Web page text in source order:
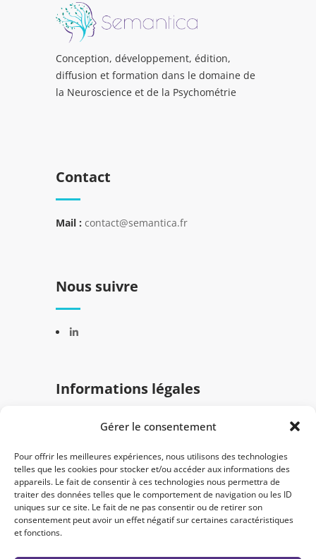
Gérer le consentement
Pour offrir les meilleures expériences, nous utilisons des technologies
telles que les cookies pour stocker et/ou accéder aux informations des
appareils. Le fait de consentir à ces technologies nous permettra de
traiter des données telles que le comportement de navigation ou les ID
uniques sur ce site. Le fait de ne pas consentir ou de retirer son
consentement peut avoir un effet négatif sur certaines caractéristiques
et fonctions.
Conception, développement, édition,
diffusion et formation dans le domaine de
la Neuroscience et de la Psychométrie
Contact
Mail : contact@semantica.fr
Nous suivre
Informations légales
Mentions légales
Politique de confidentialité